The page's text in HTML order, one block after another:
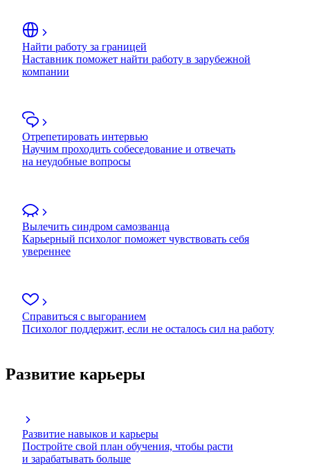
Найти работу за границей
Наставник поможет найти работу в зарубежной
компании
Отрепетировать интервью
Научим проходить собеседование и отвечать
на неудобные вопросы
Вылечить синдром самозванца
Карьерный психолог поможет чувствовать себя
увереннее
Справиться с выгоранием
Психолог поддержит, если не осталось сил на работу
Развитие карьеры
Развитие навыков и карьеры
Постройте свой план обучения, чтобы расти
и зарабатывать больше